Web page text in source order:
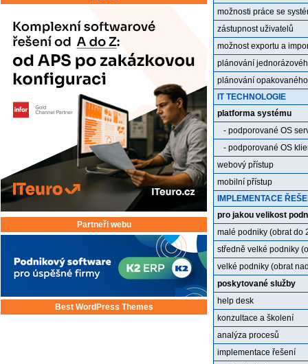
Partneři webu
Best WordPress Themes
možnosti práce se
zástupnost uživatelů
možnost exportu a
plánování
plánování
IT TECHNOLOGIE
platforma systému
- podporované OS
- podporované OS
webový přístup
mobilní přístup
IMPLEMENTACE
pro jakou velikost
malé podniky (obrat do
středně velké podniky
velké podniky (obrat
poskytované služby
help desk
konzultace a školení
analýza procesů
implementace řešení